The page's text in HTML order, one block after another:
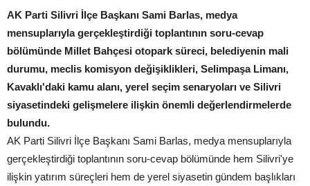
AK Parti Silivri İlçe Başkanı Sami Barlas, medya
mensuplarıyla gerçekleştirdiği toplantının soru-cevap
bölümünde Millet Bahçesi otopark süreci, belediyenin mali
durumu, meclis komisyon değişiklikleri, Selimpaşa Limanı,
Kavaklı'daki kamu alanı, yerel seçim senaryoları ve Silivri
siyasetindeki gelişmelere ilişkin önemli değerlendirmelerde
bulundu.
AK Parti Silivri İlçe Başkanı Sami Barlas, medya mensuplarıyla
gerçekleştirdiği toplantının soru-cevap bölümünde hem Silivri'ye
ilişkin yatırım süreçleri hem de yerel siyasetin gündem başlıkları